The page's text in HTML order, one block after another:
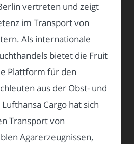
vertreten und zeigt
im Transport von
Als internationale
bietet die Fruit
Plattform für den
aus der Obst- und
Cargo hat sich
Transport von
Agarerzeugnissen,